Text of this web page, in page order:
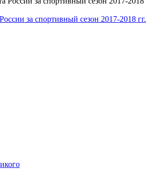
за спортивный сезон 2017-2018 гг.